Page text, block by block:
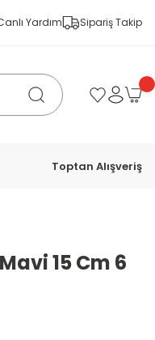
Yardım Sipariş Takip
Toptan Alışveriş
15 Cm 6